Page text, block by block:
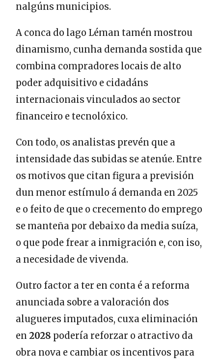
nalgúns municipios.
A conca do lago Léman tamén mostrou
dinamismo, cunha demanda sostida que
combina compradores locais de alto
poder adquisitivo e cidadáns
internacionais vinculados ao sector
financeiro e tecnolóxico.
Con todo, os analistas prevén que a
intensidade das subidas se atenúe. Entre
os motivos que citan figura a previsión
dun menor estímulo á demanda en 2025
e o feito de que o crecemento do emprego
se manteña por debaixo da media suíza,
o que pode frear a inmigración e, con iso,
a necesidade de vivenda.
Outro factor a ter en conta é a reforma
anunciada sobre a valoración dos
alugueres imputados, cuxa eliminación
en 2028 podería reforzar o atractivo da
obra nova e cambiar os incentivos para